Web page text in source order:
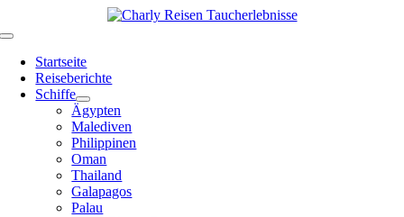
Inhalt
Toggle
NavigationStartseite
Reiseberichte
Schiffe
Ägypten
Malediven
Philippinen
Oman
Thailand
Galapagos
Palau